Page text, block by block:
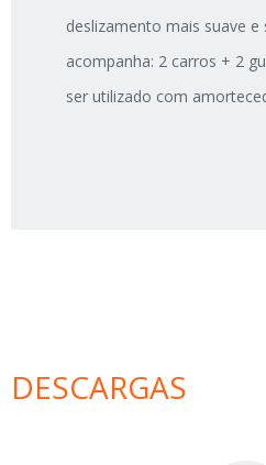
deslizamento mais suave e
acompanha: 2 carros + 2
ser utilizado com
DESCARGAS